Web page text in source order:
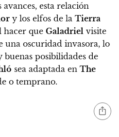
esta relación
y los elfos de la Tierra
hacer que Galadriel visite
una oscuridad invasora, lo
posibilidades de
sea adaptada en The
o temprano.